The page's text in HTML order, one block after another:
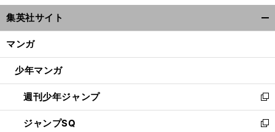
ウ
ィ
ン
ウ
開
く
集英社サイト
マンガ
少年マンガ
週刊少年ジャンプ
新
し
い
ジャンプSQ
新